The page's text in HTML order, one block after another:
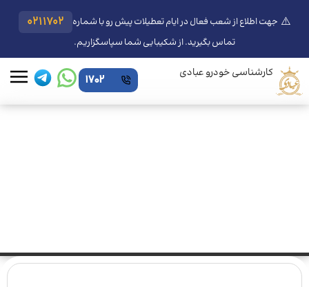
⚠️ جهت اطلاع از شعب فعال در ایام تعطیلات پیش رو با شماره 0211702
تماس بگیرید. از شکیبایی شما سپاسگزاریم.
کارشناسی خودرو عبادی 1702